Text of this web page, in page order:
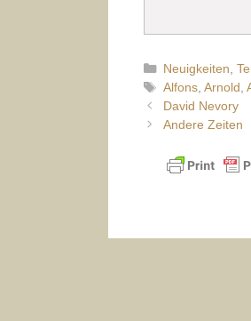
Kategorien
Neuigkeiten,
Schlagwörter
Alfons, Arnold,
David Nevory
Andere Zeiten